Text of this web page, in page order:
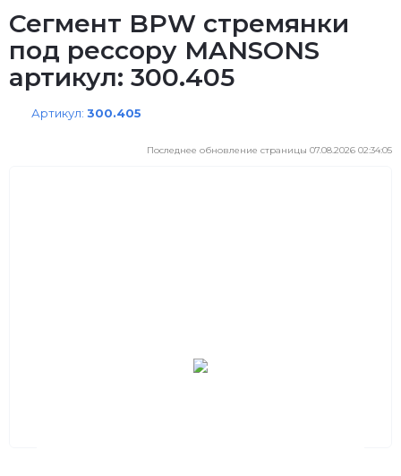
Сегмент BPW стремянки
под рессору MANSONS
артикул: 300.405
Артикул: 300.405
Последнее обновление страницы 07.08.2026 02:34:05